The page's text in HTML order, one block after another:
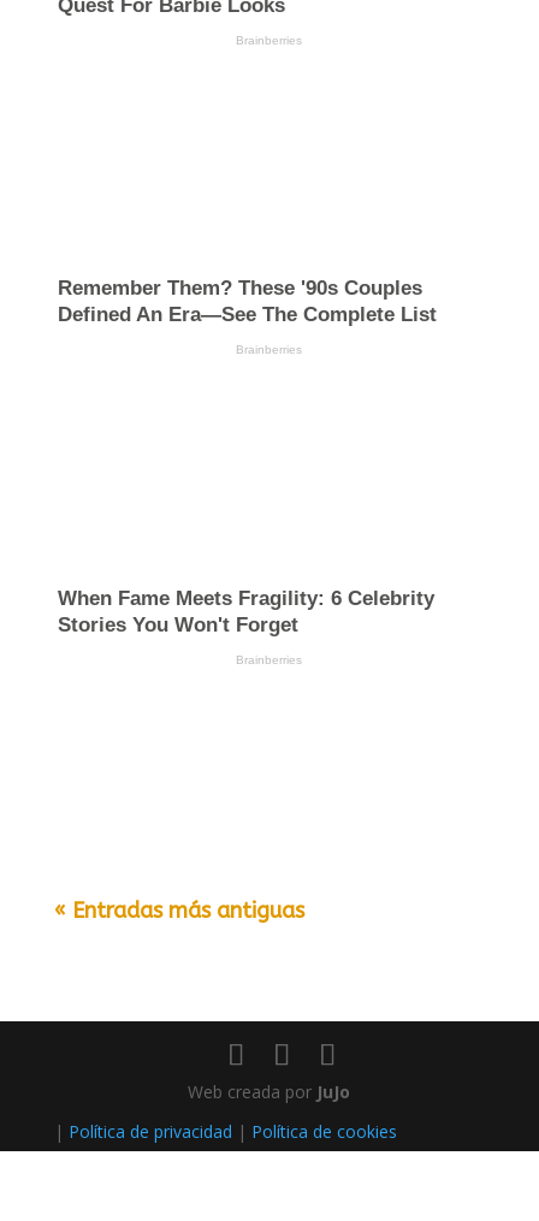
« Entradas más antiguas
Web creada por JuJo
| Política de privacidad | Política de cookies